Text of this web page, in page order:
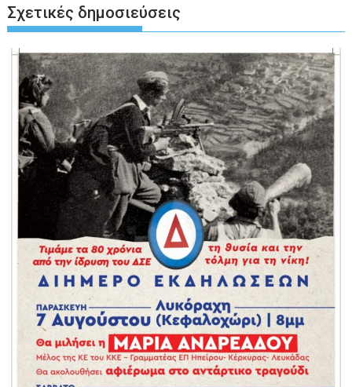
Σχετικές δημοσιεύσεις